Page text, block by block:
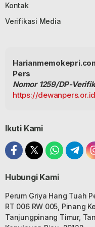
Kontak
Verifikasi Media
Pers
Nomor 1259/DP-
https://
Ikuti Kami
Hubungi Kami
Perum Griya Hang Tuah
RT 006 RW 005, Pinang
Tanjungpinang Timur,